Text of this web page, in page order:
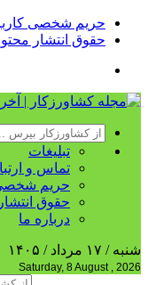
حریم شخصی
حقوق انتشار محتوا
تبلیغات
تماس و
حریم
حقوق
درباره ما
شنبه / ۱۷ مرداد / ۱۴۰۵
Saturday, 8 August , 2026